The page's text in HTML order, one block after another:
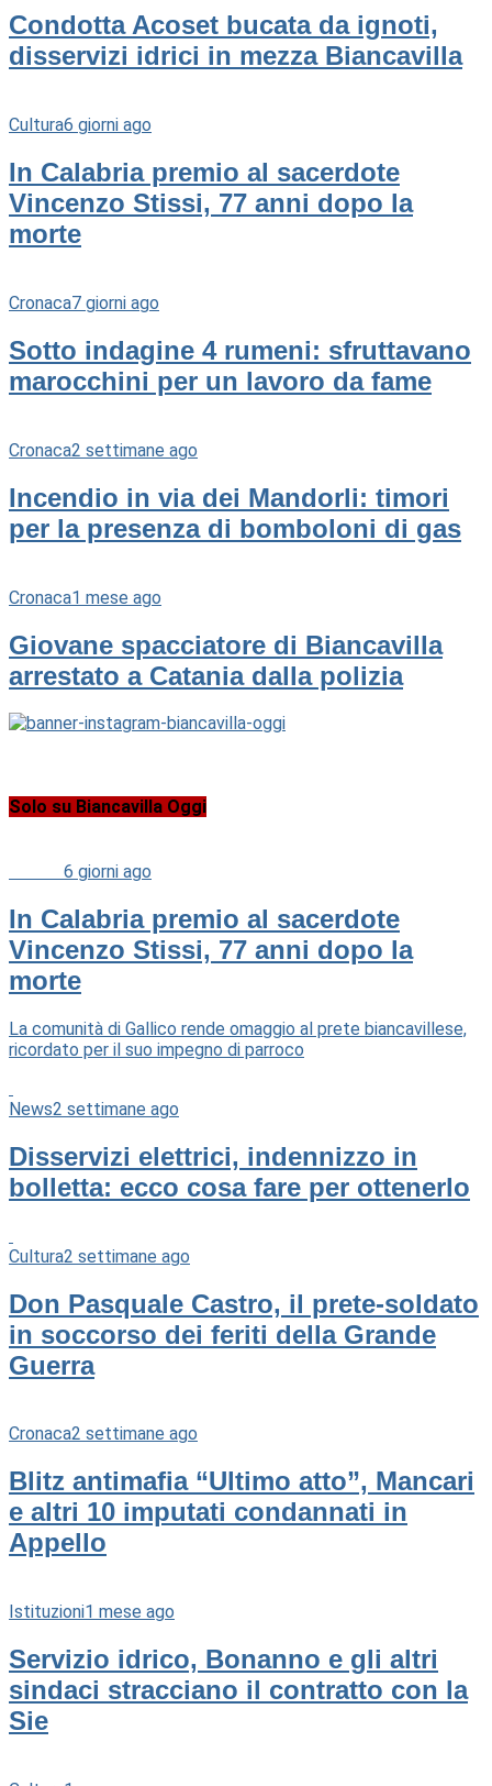
Condotta Acoset bucata da ignoti,
disservizi idrici in mezza Biancavilla
Cultura6 giorni ago
In Calabria premio al sacerdote
Vincenzo Stissi, 77 anni dopo la
morte
Cronaca7 giorni ago
Sotto indagine 4 rumeni: sfruttavano
marocchini per un lavoro da fame
Cronaca2 settimane ago
Incendio in via dei Mandorli: timori
per la presenza di bomboloni di gas
Cronaca1 mese ago
Giovane spacciatore di Biancavilla
arrestato a Catania dalla polizia
Solo su Biancavilla Oggi
6 giorni ago
In Calabria premio al sacerdote
Vincenzo Stissi, 77 anni dopo la
morte
La comunità di Gallico rende omaggio al prete biancavillese,
ricordato per il suo impegno di parroco
News2 settimane ago
Disservizi elettrici, indennizzo in
bolletta: ecco cosa fare per ottenerlo
Cultura2 settimane ago
Don Pasquale Castro, il prete-soldato
in soccorso dei feriti della Grande
Guerra
Cronaca2 settimane ago
Blitz antimafia “Ultimo atto”, Mancari
e altri 10 imputati condannati in
Appello
Istituzioni1 mese ago
Servizio idrico, Bonanno e gli altri
sindaci stracciano il contratto con la
Sie